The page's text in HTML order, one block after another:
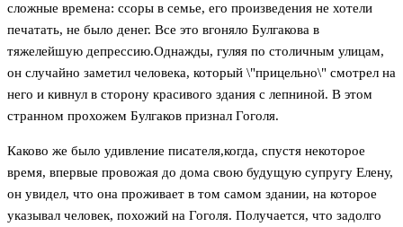
сложные времена: ссоры в семье, его произведения не хотели
печатать, не было денег. Все это вгоняло Булгакова в
тяжелейшую депрессию.Однажды, гуляя по столичным улицам,
он случайно заметил человека, который \"прицельно\" смотрел на
него и кивнул в сторону красивого здания с лепниной. В этом
странном прохожем Булгаков признал Гоголя.
Каково же было удивление писателя,когда, спустя некоторое
время, впервые провожая до дома свою будущую супругу Елену,
он увидел, что она проживает в том самом здании, на которое
указывал человек, похожий на Гоголя. Получается, что задолго